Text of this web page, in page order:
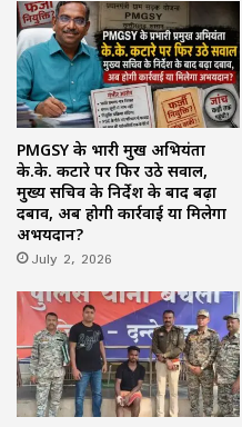
PMGSY के प्रभारी प्रमुख अभियंता
के.के. कटारे पर फिर उठे सवाल,
मुख्य सचिव के निर्देश के बाद बढ़ा
दबाव, अब होगी कार्रवाई या मिलेगा
अभयदान?
July 2, 2026